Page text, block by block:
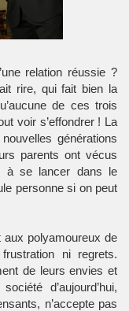
relation réussie ?
rire, qui fait bien la
de ces trois
voir s’effondrer ! La
générations
parents ont vécus
à se lancer dans le
personne si on peut
aux polyamoureux de
ni regrets.
de leurs envies et
d’aujourd’hui,
n’accepte pas